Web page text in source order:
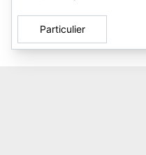
Particulier